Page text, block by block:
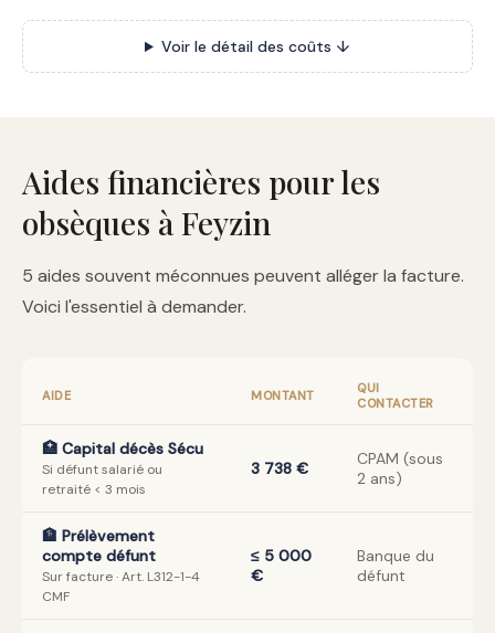
Voir le détail des coûts ↓
Aides financières pour les
obsèques à Feyzin
5 aides souvent méconnues peuvent alléger la facture.
Voici l'essentiel à demander.
AIDE MONTANT
QUI
CONTACTER
🏥 Capital décès Sécu
Si défunt salarié ou
retraité < 3 mois
3 738 €
CPAM (sous
2 ans)
🏦 Prélèvement
compte défunt
Sur facture · Art. L312-1-4
CMF
≤ 5 000
€
Banque du
défunt